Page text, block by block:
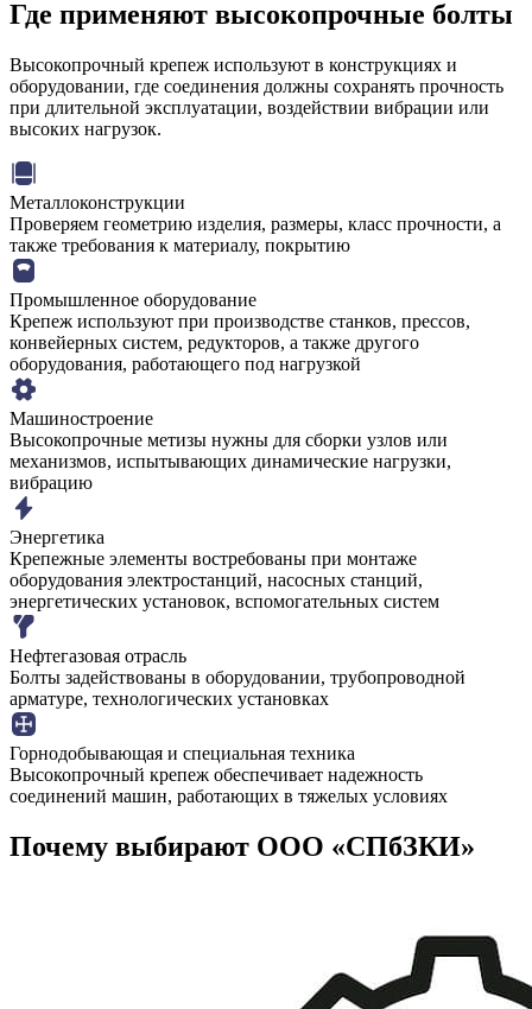
Где применяют высокопрочные болты
Высокопрочный крепеж используют в конструкциях и
оборудовании, где соединения должны сохранять прочность
при длительной эксплуатации, воздействии вибрации или
высоких нагрузок.
Металлоконструкции
Проверяем геометрию изделия, размеры, класс прочности, а
также требования к материалу, покрытию
Промышленное оборудование
Крепеж используют при производстве станков, прессов,
конвейерных систем, редукторов, а также другого
оборудования, работающего под нагрузкой
Машиностроение
Высокопрочные метизы нужны для сборки узлов или
механизмов, испытывающих динамические нагрузки,
вибрацию
Энергетика
Крепежные элементы востребованы при монтаже
оборудования электростанций, насосных станций,
энергетических установок, вспомогательных систем
Нефтегазовая отрасль
Болты задействованы в оборудовании, трубопроводной
арматуре, технологических установках
Горнодобывающая и специальная техника
Высокопрочный крепеж обеспечивает надежность
соединений машин, работающих в тяжелых условиях
Почему выбирают ООО «СПбЗКИ»